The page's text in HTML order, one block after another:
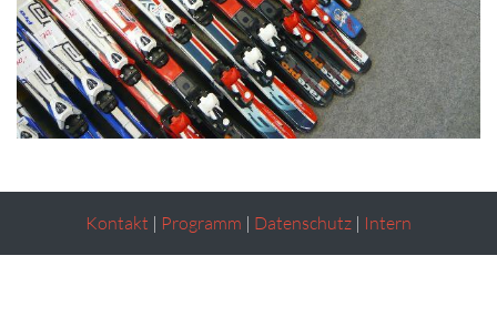
Kontakt | Programm | Datenschutz | Intern